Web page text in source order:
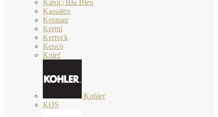
Karol | Blu Bleu
Kassatex
Kerasan
Kermi
Kerrock
Keuco
Knief
Kohler
KOS